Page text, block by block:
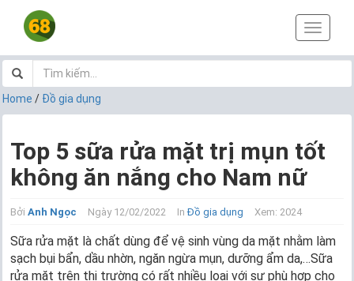
T
o
g
a
v
n
Home / Đồ gia dụng
Top 5 sữa rửa mặt trị mụn tốt
không ăn nắng cho Nam nữ
Bởi Anh Ngọc Ngày 12/02/2022 InĐồ gia dụng Xem: 2024
Sữa rửa mặt là chất dùng để vệ sinh vùng da mặt nhằm làm
sạch bụi bẩn, dầu nhờn, ngăn ngừa mụn, dưỡng ẩm da,…Sữa
rửa mặt trên thị trường có rất nhiều loại với sự phù hợp cho